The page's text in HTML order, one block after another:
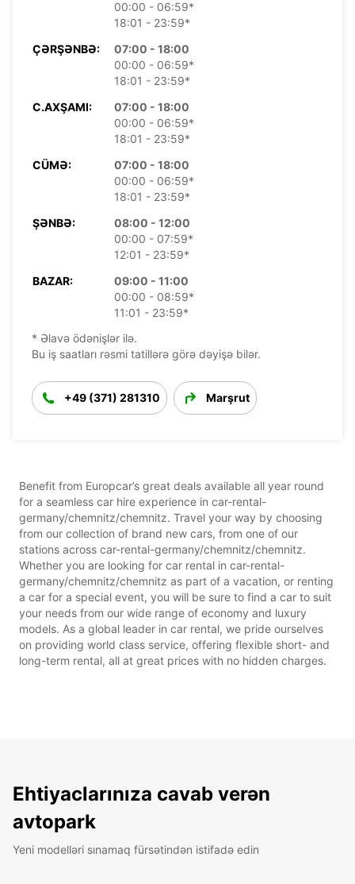
00:00 - 06:59*
18:01 - 23:59*
ÇƏRŞƏNBƏ:
07:00 - 18:00
00:00 - 06:59*
18:01 - 23:59*
C.AXŞAMI:
07:00 - 18:00
00:00 - 06:59*
18:01 - 23:59*
CÜMƏ:
07:00 - 18:00
00:00 - 06:59*
18:01 - 23:59*
ŞƏNBƏ:
08:00 - 12:00
00:00 - 07:59*
12:01 - 23:59*
BAZAR:
09:00 - 11:00
00:00 - 08:59*
11:01 - 23:59*
* Əlavə ödənişlər ilə.
Bu iş saatları rəsmi tatillərə görə dəyişə bilər.
+49 (371) 281310 Marşrut
Benefit from Europcar’s great deals available all year round
for a seamless car hire experience in car-rental-
germany/chemnitz/chemnitz. Travel your way by choosing
from our collection of brand new cars, from one of our
stations across car-rental-germany/chemnitz/chemnitz.
Whether you are looking for car rental in car-rental-
germany/chemnitz/chemnitz as part of a vacation, or renting
a car for a special event, you will be sure to find a car to suit
your needs from our wide range of economy and luxury
models. As a global leader in car rental, we pride ourselves
on providing world class service, offering flexible short- and
long-term rental, all at great prices with no hidden charges.
Ehtiyaclarınıza cavab verən
avtopark
Yeni modelləri sınamaq fürsətindən istifadə edin